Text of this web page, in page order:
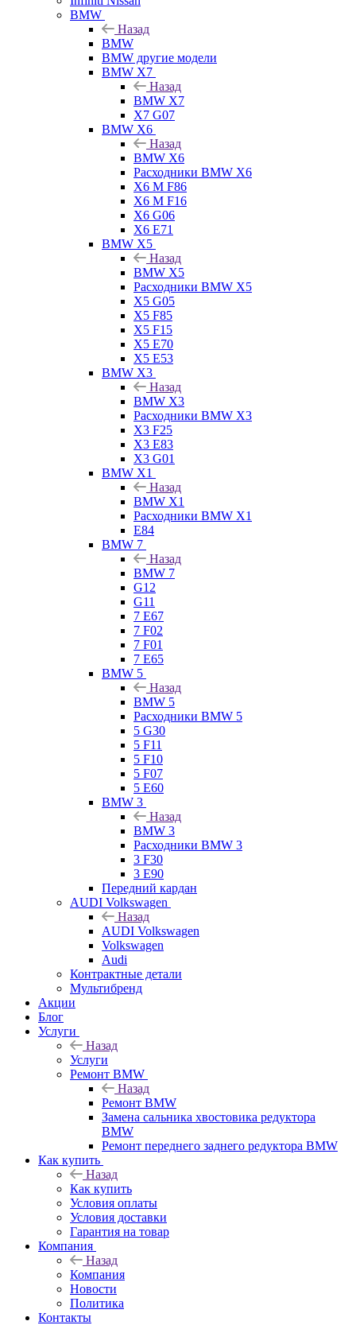
BMW
Назад
BMW
BMW другие модели
BMW X7
Назад
BMW X7
X7 G07
BMW X6
Назад
BMW X6
Расходники BMW X6
X6 M F86
X6 M F16
X6 G06
X6 E71
BMW X5
Назад
BMW X5
Расходники BMW X5
X5 G05
X5 F85
X5 F15
X5 E70
X5 E53
BMW X3
Назад
BMW X3
Расходники BMW X3
X3 F25
X3 E83
X3 G01
BMW X1
Назад
BMW X1
Расходники BMW X1
E84
BMW 7
Назад
BMW 7
G12
G11
7 Е67
7 F02
7 F01
7 E65
BMW 5
Назад
BMW 5
Расходники BMW 5
5 G30
5 F11
5 F10
5 F07
5 E60
BMW 3
Назад
BMW 3
Расходники BMW 3
3 F30
3 E90
Передний кардан
AUDI Volkswagen
Назад
AUDI Volkswagen
Volkswagen
Audi
Контрактные детали
Мультибренд
Акции
Блог
Услуги
Назад
Услуги
Ремонт BMW
Назад
Ремонт BMW
Замена сальника хвостовика редуктора
BMW
Ремонт переднего заднего редуктора BMW
Как купить
Назад
Как купить
Условия оплаты
Условия доставки
Гарантия на товар
Компания
Назад
Компания
Новости
Политика
Контакты